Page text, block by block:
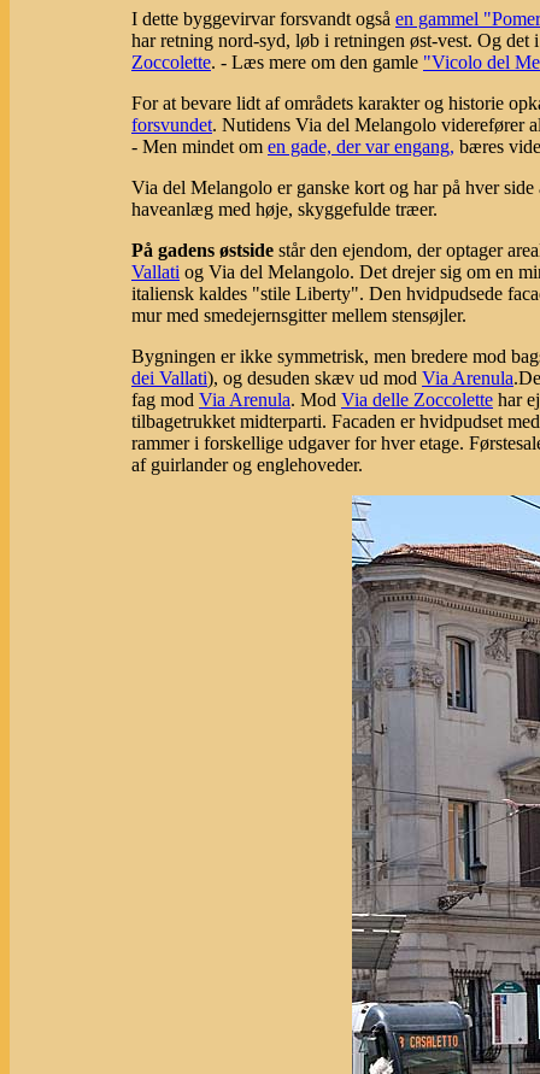
I dette byggevirvar forsvandt også en gammel
har retning nord-syd, løb i retningen øst-vest. Og
Zoccolette. - Læs mere om den gamle "Vicolo del
For at bevare lidt af områdets karakter og historie
forsvundet. Nutidens Via del Melangolo viderefører
- Men mindet om en gade, der var engang, bæres
Via del Melangolo er ganske kort og har på hver
haveanlæg med høje, skyggefulde træer.
På gadens østside står den ejendom, der optager
Vallati og Via del Melangolo. Det drejer sig om en
italiensk kaldes "stile Liberty". Den hvidpudsede
mur med smedejernsgitter mellem stensøjler.
Bygningen er ikke symmetrisk, men bredere mod
dei Vallati), og desuden skæv ud mod Via Arenula
fag mod Via Arenula. Mod Via delle Zoccolette har
tilbagetrukket midterparti. Facaden er hvidpudset
rammer i forskellige udgaver for hver etage.
af guirlander og englehoveder.